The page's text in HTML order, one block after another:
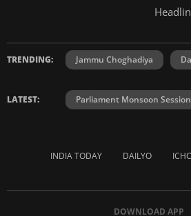
TRENDING: Jammu Choghadiya
LATEST: Parliament Monsoon
INDIA TODAY DAILYO
DOWNLOAD APP